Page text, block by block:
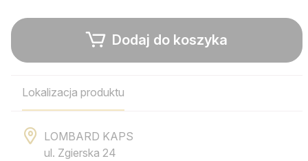
Dodaj do koszyka
Lokalizacja produktu
LOMBARD KAPS
ul. Zgierska 24